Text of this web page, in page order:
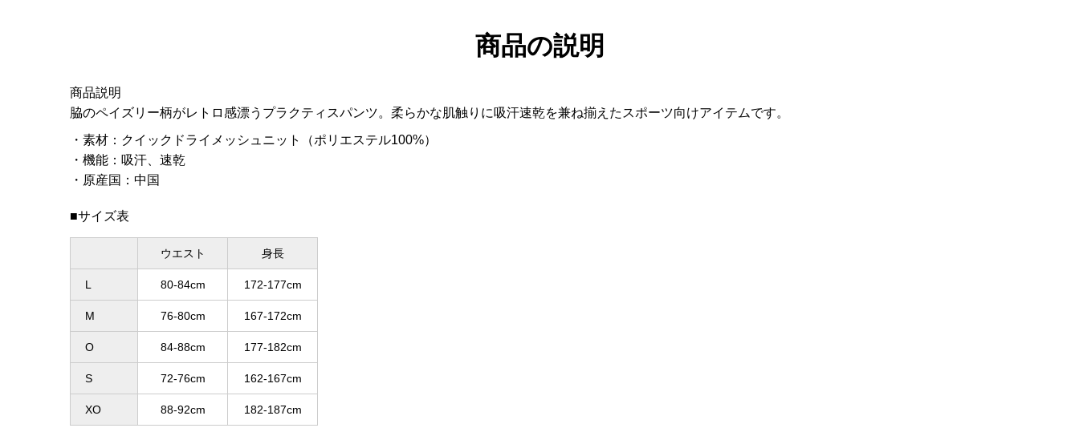
商品の説明
商品説明
脇のペイズリー柄がレトロ感漂うプラクティスパンツ。柔らかな肌触りに吸汗速乾を兼ね揃えたスポーツ向けアイテムです。
素材 ： クイックドライメッシュニット（ポリエステル100%）
機能 ： 吸汗、速乾
原産国 ： 中国
■サイズ表
ウエスト 身長
L 80-84cm 172-177cm
M 76-80cm 167-172cm
O 84-88cm 177-182cm
S 72-76cm 162-167cm
XO 88-92cm 182-187cm